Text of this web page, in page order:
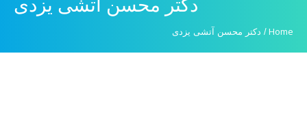
دکتر محسن آتشی یزدی
Home
/ دکتر محسن آتشی یزدی